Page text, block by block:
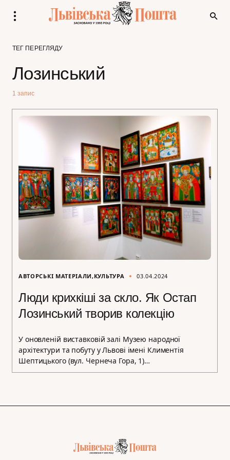
ТЕГ ПЕРЕГЛЯДУ
Лозинський
1 запис
АВТОРСЬКІ МАТЕРІАЛИ КУЛЬТУРА 03.04.2024
Люди крихкіші за скло. Як Остап
Лозинський творив колекцію
У оновленій виставковій залі Музею народної
архітектури та побуту у Львові імені Климентія
Шептицького (вул. Чернеча Гора, 1)…